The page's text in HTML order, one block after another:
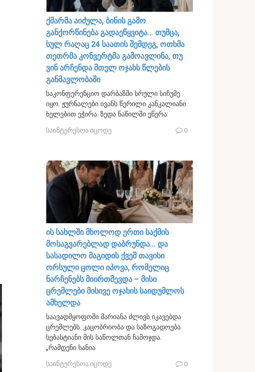
ქმარმა აიძულა, ბინის გამო
განქორწინება გადაეწყვიტა… თუმცა,
სულ რაღაც 24 საათის შემდეგ, ოთხმა
თეთრმა კონვერტმა გამოავლინა, თუ
ვინ არჩენდა მთელ ოჯახს წლების
განმავლობაში
საკონფერენციო დარბაზში სრული სიჩუმე
იყო. ჟურნალები ივანს წერილი კანკალიანი
ხელებით ეჭირა. ზედა ნაწილში ეწერა:
საინტერესოა იცოდე 0
ის სახლში მხოლოდ ერთი საქმის
მოსაგვარებლად დაბრუნდა… და
სასადილო მაგიდის ქვეშ თავისი
ორსული ცოლი იპოვა, რომელიც
ნარჩენებს მიირთმევდა – მისი
ცრემლები მისივე ოჯახის საიდუმლოს
ამხელდა
საავადმყოფოში მარიანა ძლივს იკავებდა
ცრემლებს. კაცობრიობა და საზოგადოება
სებასტიანი მის საწოლთან ჩამოჯდა.
„რამდენი ხანია
საინტერესოა იცოდე 0